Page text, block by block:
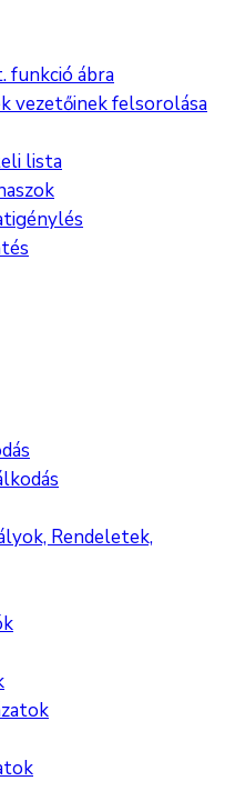
funkció ábra
vezetőinek felsorolása
lista
Rendeletek,